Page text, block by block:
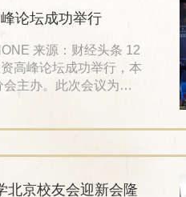
论坛成功举行
来源：财经头条 12
高峰论坛成功举行，本
主办。此次会议为校
副校长、校友总会常
投资分会的工